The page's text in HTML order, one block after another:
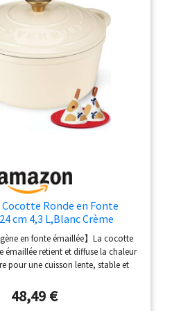
pour rôtir ou braiser les aliments et
de l'énergie. UN GOUT
SAVEURS D’AUTREFOIS : le faitout
assure une cuisson des aliments en
Elle reste le meilleur mode
: à la différence de nombreuse
émaillée, la cocotte VeoHome
spécial avec rétention d’humidité
pour conserver tout le juteux
Ronde en Fonte
cm 4,3 L,Blanc Crème
en fonte émaillée】La cocotte
émaillée retient et diffuse la chaleur
pour une cuisson lente, stable et
mijotés, des soupes épaisses, des
des légumes fondants. 【Plusieurs
48,49 €